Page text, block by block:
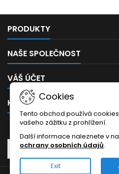
PRODUKTY
NAŠE SPOLEČNOST
VÁŠ ÚČET
KONTAKT
Cookies
Tento obchod používá
vašeho zážitku z prohlížení.
Další informace naleznete v
ochrany osobních údajů.
Exit
ODBĚR